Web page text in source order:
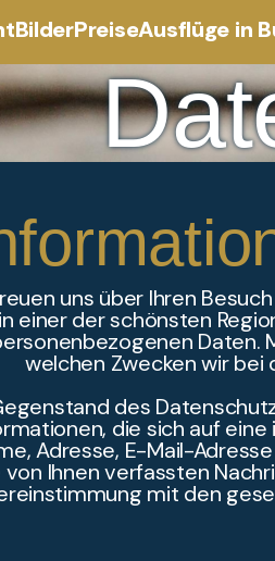
BilderPreiseAusflüge in
uns über Ihren
in einer der schönsten
Daten.
welchen Zwecken wir
des
die sich auf
Adresse, E-Mail-
von Ihnen verfassten
mit den